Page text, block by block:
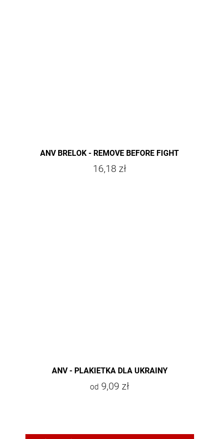
ANV BRELOK - REMOVE BEFORE FIGHT
16,18 zł
ANV - PLAKIETKA DLA UKRAINY
od 9,09 zł